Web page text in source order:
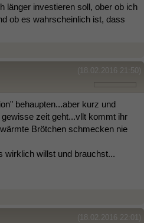
länger investieren soll, ober ob ich
ob es wahrscheinlich ist, dass
(18.02.2016 21:50)
behaupten...aber kurz und
zeit geht...vllt kommt ihr
Brötchen schmecken nie
wirklich willst und brauchst...
(18.02.2016 22:01)